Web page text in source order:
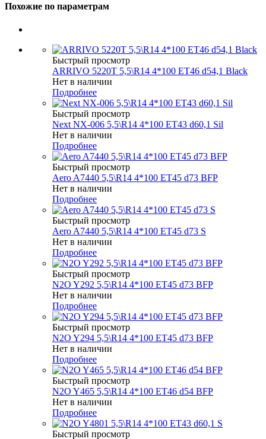
Похожие по параметрам
Быстрый просмотр
ARRIVO 5220T 5,5\R14 4*100 ET46 d54,1 Black
Нет в наличии
Подробнее
Быстрый просмотр
Next NX-006 5,5\R14 4*100 ET43 d60,1 Sil
Нет в наличии
Подробнее
Быстрый просмотр
Aero A7440 5,5\R14 4*100 ET45 d73 BFP
Нет в наличии
Подробнее
Быстрый просмотр
Aero A7440 5,5\R14 4*100 ET45 d73 S
Нет в наличии
Подробнее
Быстрый просмотр
N2O Y292 5,5\R14 4*100 ET45 d73 BFP
Нет в наличии
Подробнее
Быстрый просмотр
N2O Y294 5,5\R14 4*100 ET45 d73 BFP
Нет в наличии
Подробнее
Быстрый просмотр
N2O Y465 5,5\R14 4*100 ET46 d54 BFP
Нет в наличии
Подробнее
Быстрый просмотр